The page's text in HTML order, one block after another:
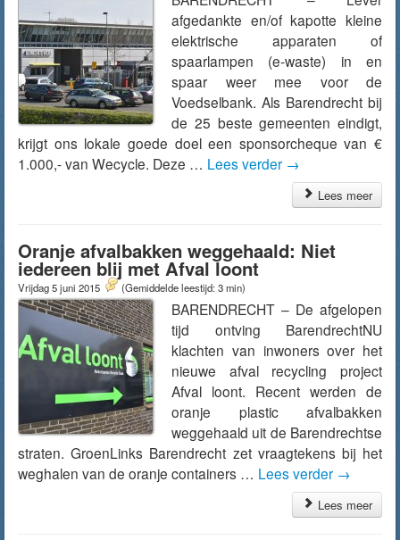
afgedankte en/of kapotte kleine
elektrische apparaten of
spaarlampen (e-waste) in en
spaar weer mee voor de
Voedselbank. Als Barendrecht bij
de 25 beste gemeenten eindigt,
krijgt ons lokale goede doel een sponsorcheque van €
1.000,- van Wecycle. Deze … Lees verder →
Lees meer
Oranje afvalbakken weggehaald: Niet
iedereen blij met Afval loont
Vrijdag 5 juni 2015 (Gemiddelde leestijd: 3 min)
BARENDRECHT – De afgelopen
tijd ontving BarendrechtNU
klachten van inwoners over het
nieuwe afval recycling project
Afval loont. Recent werden de
oranje plastic afvalbakken
weggehaald uit de Barendrechtse
straten. GroenLinks Barendrecht zet vraagtekens bij het
weghalen van de oranje containers … Lees verder →
Lees meer